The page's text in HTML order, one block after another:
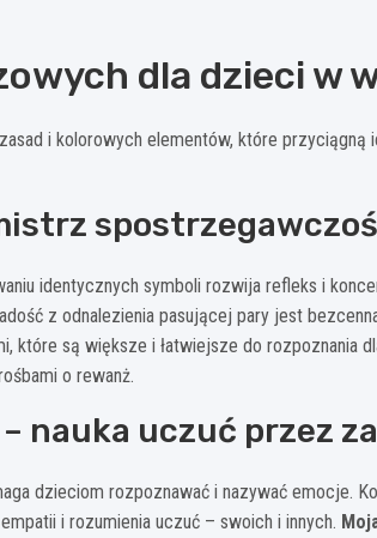
dla dzieci w
i kolorowych elementów, które przyciągną
identycznych symboli rozwija refleks i
z odnalezienia pasującej pary jest
które są większe i łatwiejsze do rozpoznania
o rewanż.
– nauka uczuć przez
dzieciom rozpoznawać i nazywać emocje.
i rozumienia uczuć – swoich i innych.